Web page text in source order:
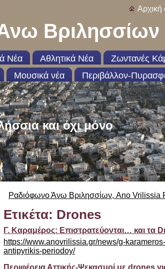
Αρχική
Βριλησσίων
Νέα Αθλητικά Νέα Ζωντανές
Μουσικά νέα Περιβάλλον-
και όχι μόνο
Ραδιόφωνο Άνω Βριλησσίων, Ano Vrilissia
Ετικέτα: Drones
Γ. Καραμέρος: Επιστρατεύονται… και τα
https://www.anovrilissia.gr/news/g-
antipyrikis-periodoy/
Περιφέρεια Αττικής-Ψεκασμοί με drones